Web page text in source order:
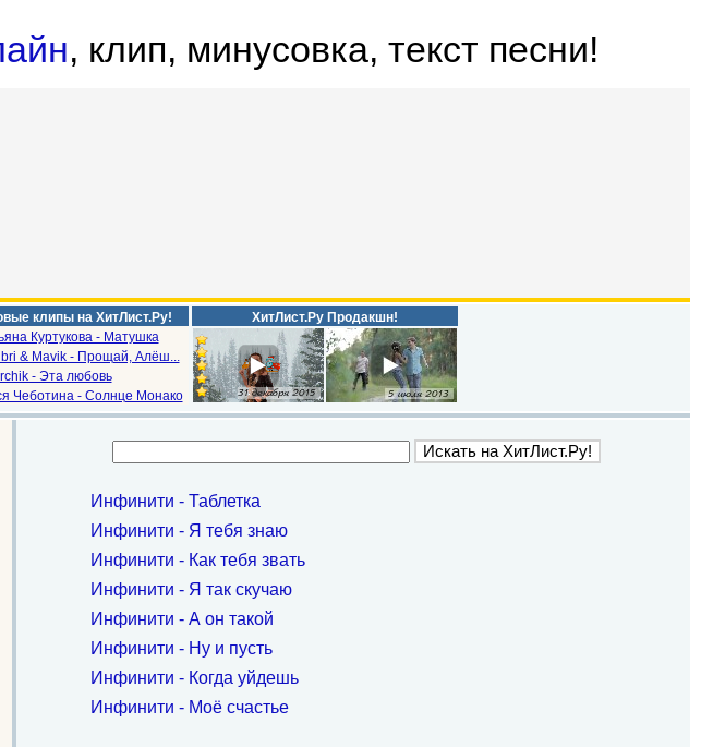
, клип, минусовка, текст песни!
клипы на ХитЛист.Ру!
Куртукова - Матушка
& Mavik - Прощай, Алёш...
- Эта любовь
Чеботина - Солнце Монако
ХитЛист.Ру Продакшн!
Инфинити - Таблетка
Инфинити - Я тебя знаю
Инфинити - Как тебя звать
Инфинити - Я так скучаю
Инфинити - А он такой
Инфинити - Ну и пусть
Инфинити - Когда уйдешь
Инфинити - Моё счастье